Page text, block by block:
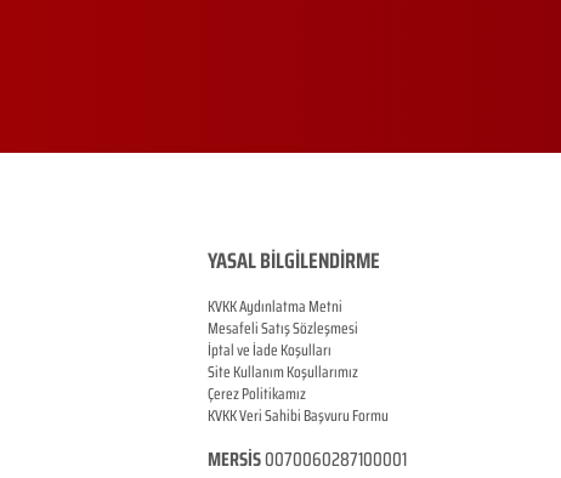
YASAL BİLGİLENDİRME
KVKK Aydınlatma Metni
Mesafeli Satış Sözleşmesi
İptal ve İade Koşulları
Site Kullanım Koşullarımız
Çerez Politikamız
KVKK Veri Sahibi Başvuru Formu
MERSİS0070060287100001